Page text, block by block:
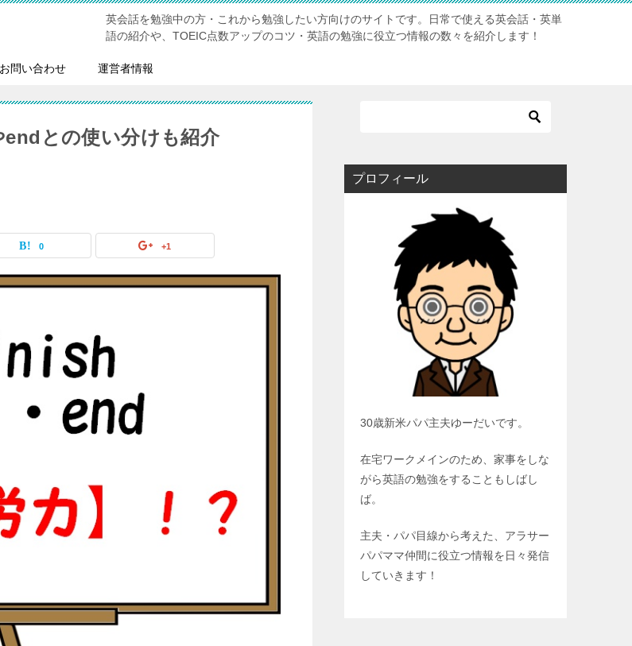
英会話を勉強中の方・これから勉強したい方向けのサイトです。日常で使える英会話・英単
語の紹介や、TOEIC点数アップのコツ・英語の勉強に役立つ情報の数々を紹介します！
お問い合わせ 運営者情報
との使い分けも紹介
0 +1
プロフィール
30歳新米パパ主夫ゆーだいです。
在宅ワークメインのため、家事をしな
がら英語の勉強をすることもしばし
ば。
主夫・パパ目線から考えた、アラサー
パパママ仲間に役立つ情報を日々発信
していきます！